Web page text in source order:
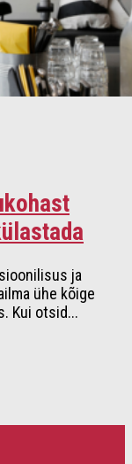
ja
ühe kõige
Kui otsid...